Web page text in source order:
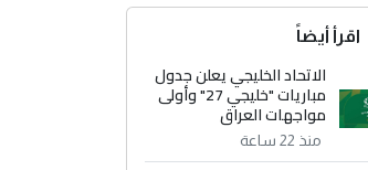
اقرأ أيضاً
الاتحاد الخليجي يعلن جدول
مباريات "خليجي 27" وأولى
مواجهات العراق
منذ 22 ساعة